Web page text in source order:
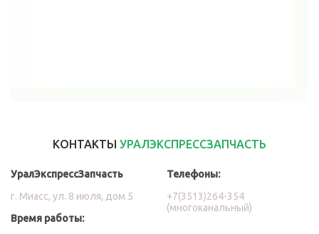
КОНТАКТЫ УРАЛЭКСПРЕССЗАПЧАСТЬ
УралЭкспрессЗапчасть
г. Миасс, ул. 8 июля, дом 5
Время работы:
Телефоны:
+7(3513)264-354
(многоканальный)